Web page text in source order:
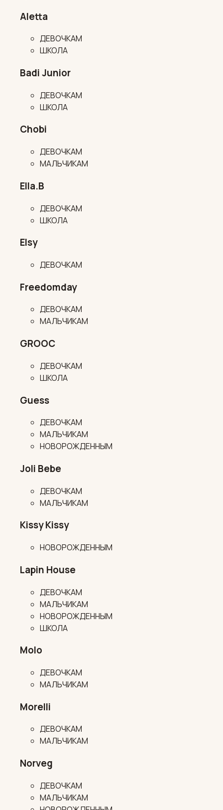
Aletta
ДЕВОЧКАМ
ШКОЛА
Badi Junior
ДЕВОЧКАМ
ШКОЛА
Chobi
ДЕВОЧКАМ
МАЛЬЧИКАМ
Ella.B
ДЕВОЧКАМ
ШКОЛА
Elsy
ДЕВОЧКАМ
Freedomday
ДЕВОЧКАМ
МАЛЬЧИКАМ
GROOC
ДЕВОЧКАМ
ШКОЛА
Guess
ДЕВОЧКАМ
МАЛЬЧИКАМ
НОВОРОЖДЕННЫМ
Joli Bebe
ДЕВОЧКАМ
МАЛЬЧИКАМ
Kissy Kissy
НОВОРОЖДЕННЫМ
Lapin House
ДЕВОЧКАМ
МАЛЬЧИКАМ
НОВОРОЖДЕННЫМ
ШКОЛА
Molo
ДЕВОЧКАМ
МАЛЬЧИКАМ
Morelli
ДЕВОЧКАМ
МАЛЬЧИКАМ
Norveg
ДЕВОЧКАМ
МАЛЬЧИКАМ